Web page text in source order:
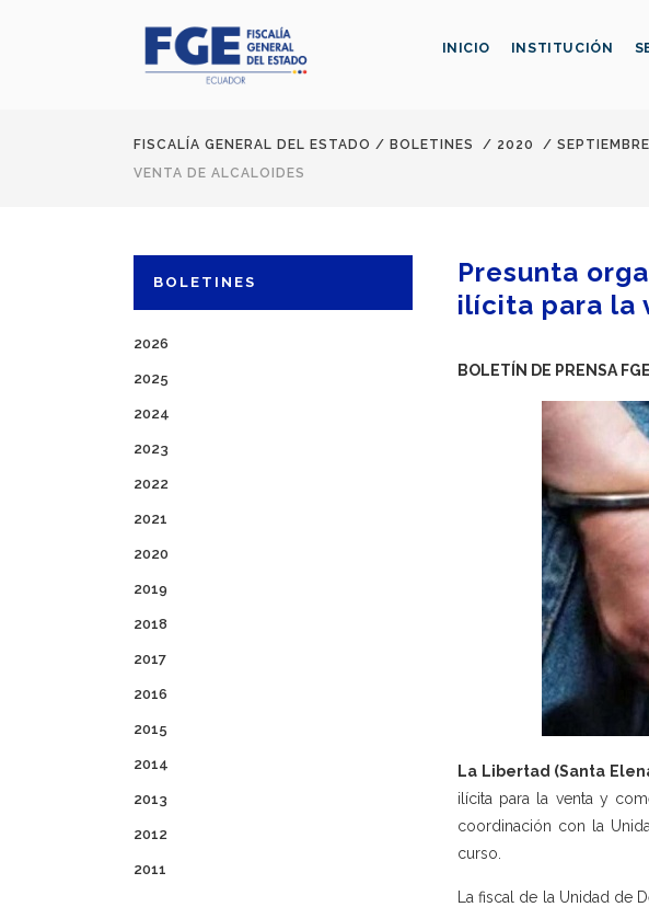
INICIO INSTITUCIÓN
FISCALÍA GENERAL DEL ESTADO / BOLETINES / 2020 / SEPTIEMBRE
VENTA DE ALCALOIDES
BOLETINES
2026
2025
2024
2023
2022
2021
2020
2019
2018
2017
2016
2015
2014
2013
2012
2011
Presunta
ilícita para la
BOLETÍN DE PRENSA
La Libertad (Santa
ilícita para la venta y
coordinación con la
curso.
La fiscal de la Unidad de